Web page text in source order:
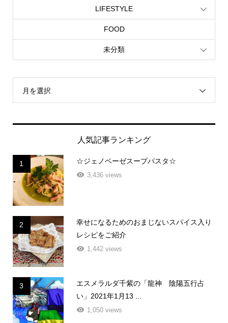
LIFESTYLE
FOOD
未分類
月を選択
人気記事ランキング
1 ☆ジェノベーゼスープパスタ☆
3,436 views
2
幸せになるためのおまじないスパイス入り
レシピをご紹介
1,442 views
3
エスメラルダ千紫の「龍神 陰陽五行占
い」2021年1月13 ...
1,050 views